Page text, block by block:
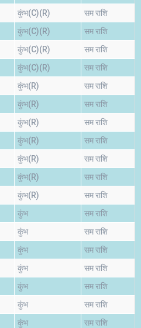
कुंभ(C)(R) सम राशि
कुंभ(C)(R) सम राशि
कुंभ(C)(R) सम राशि
कुंभ(C)(R) सम राशि
कुंभ(R) सम राशि
कुंभ(R) सम राशि
कुंभ(R) सम राशि
कुंभ(R) सम राशि
कुंभ(R) सम राशि
कुंभ(R) सम राशि
कुंभ(R) सम राशि
कुंभ सम राशि
कुंभ सम राशि
कुंभ सम राशि
कुंभ सम राशि
कुंभ सम राशि
कुंभ सम राशि
कुंभ सम राशि